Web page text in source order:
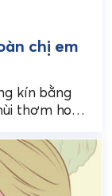
chị em
kín bằng
thơm hoặc